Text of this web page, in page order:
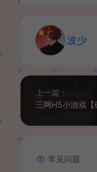
波少
上一篇：
常见问题